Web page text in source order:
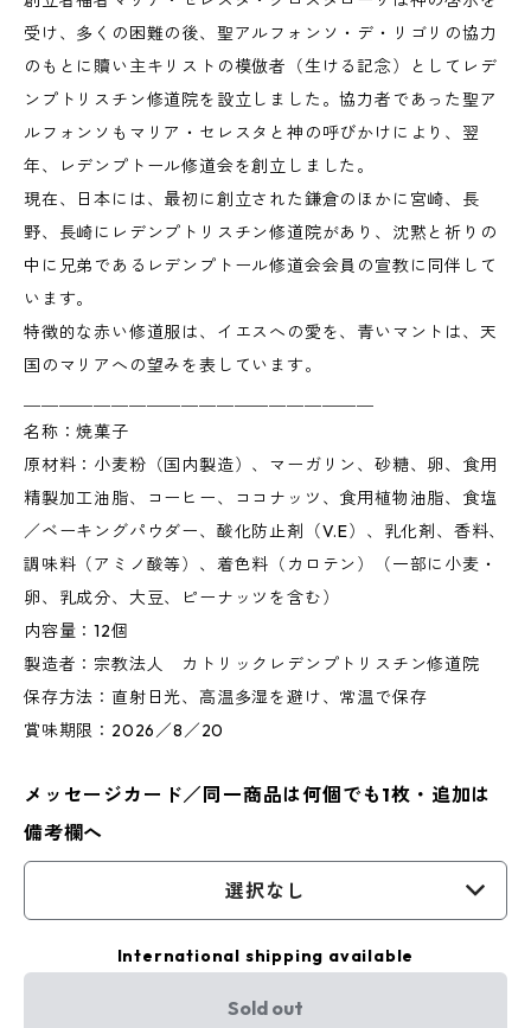
受け、多くの困難の後、聖アルフォンソ・デ・リゴリの協力
のもとに贖い主キリストの模倣者（生ける記念）としてレデ
ンプトリスチン修道院を設立しました。協力者であった聖ア
ルフォンソもマリア・セレスタと神の呼びかけにより、翌
年、レデンプトール修道会を創立しました。
現在、日本には、最初に創立された鎌倉のほかに宮崎、長
野、長崎にレデンプトリスチン修道院があり、沈黙と祈りの
中に兄弟であるレデンプトール修道会会員の宣教に同伴して
います。
特徴的な赤い修道服は、イエスへの愛を、青いマントは、天
国のマリアへの望みを表しています。
名称：焼菓子
原材料：小麦粉（国内製造）、マーガリン、砂糖、卵、食用
精製加工油脂、コーヒー、ココナッツ、食用植物油脂、食塩
／ベーキングパウダー、酸化防止剤（V.E）、乳化剤、香料、
調味料（アミノ酸等）、着色料（カロテン）（一部に小麦・
卵、乳成分、大豆、ピーナッツを含む）
内容量：12個
製造者：宗教法人 カトリックレデンプトリスチン修道院
保存方法：直射日光、高温多湿を避け、常温で保存
賞味期限：2026／8／20
メッセージカード／同一商品は何個でも1枚・追加は
備考欄へ
選択なし
International shipping available
Sold out